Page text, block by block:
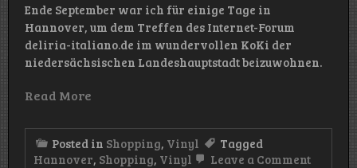
Ende September war ich für einige Tage in
Hannover, um dem Treffen des Internet-Forum
deliria-italiano.de im wundervollen KoKi der
niedersächsischen Landeshauptstadt beizuwohnen.
Read More
Posted in Shopping, Vinyl
Tagged
Hannover, Shopping, Vinyl Leave a Commenton